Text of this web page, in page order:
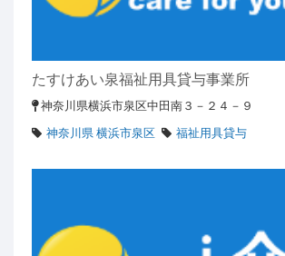
たすけあい泉福祉用具貸与事業所
神奈川県横浜市泉区中田南３－２４－９
神奈川県 横浜市泉区
福祉用具貸与